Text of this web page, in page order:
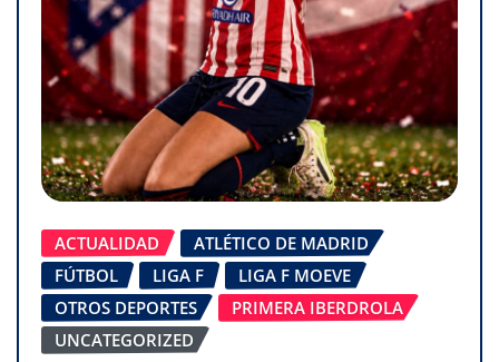
ACTUALIDAD
ATLÉTICO DE MADRID
FÚTBOL
LIGA F
LIGA F MOEVE
OTROS DEPORTES
PRIMERA IBERDROLA
UNCATEGORIZED